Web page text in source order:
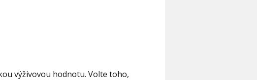
výživovou hodnotu. Volte toho,